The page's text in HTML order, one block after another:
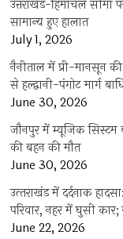
उत्तराखंड-हिमाचल सीमा
सामान्य हुए हालात
July 1, 2026
नैनीताल में प्री-मानसून
से हल्द्वानी-पंगोट मार्ग
June 30, 2026
जौनपुर में म्यूजिक
की बहन की मौत
June 30, 2026
उत्‍तराखंड में दर्दनाक
परिवार, नहर में घुसी
June 22, 2026